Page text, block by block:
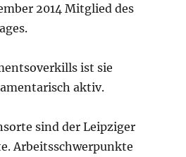
2014 Mitglied des
ist sie
aktiv.
sind der Leipziger
Arbeitsschwerpunkte